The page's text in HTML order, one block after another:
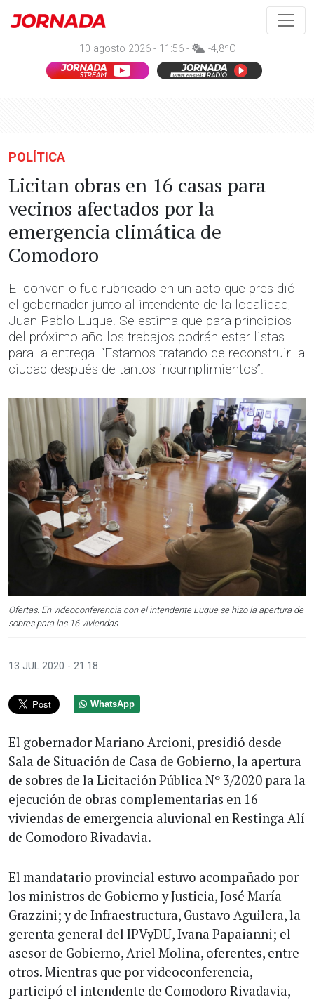
10 agosto 2026 - 11:56 - -4,8ºC
POLÍTICA
Licitan obras en 16 casas para
vecinos afectados por la
emergencia climática de
Comodoro
El convenio fue rubricado en un acto que presidió
el gobernador junto al intendente de la localidad,
Juan Pablo Luque. Se estima que para principios
del próximo año los trabajos podrán estar listas
para la entrega. “Estamos tratando de reconstruir la
ciudad después de tantos incumplimientos”.
Ofertas. En videoconferencia con el intendente Luque se hizo la apertura de
sobres para las 16 viviendas.
13 JUL 2020 - 21:18
WhatsApp
El gobernador Mariano Arcioni, presidió desde
Sala de Situación de Casa de Gobierno, la apertura
de sobres de la Licitación Pública Nº 3/2020 para la
ejecución de obras complementarias en 16
viviendas de emergencia aluvional en Restinga Alí
de Comodoro Rivadavia.
El mandatario provincial estuvo acompañado por
los ministros de Gobierno y Justicia, José María
Grazzini; y de Infraestructura, Gustavo Aguilera, la
gerenta general del IPVyDU, Ivana Papaianni; el
asesor de Gobierno, Ariel Molina, oferentes, entre
otros. Mientras que por videoconferencia,
participó el intendente de Comodoro Rivadavia,